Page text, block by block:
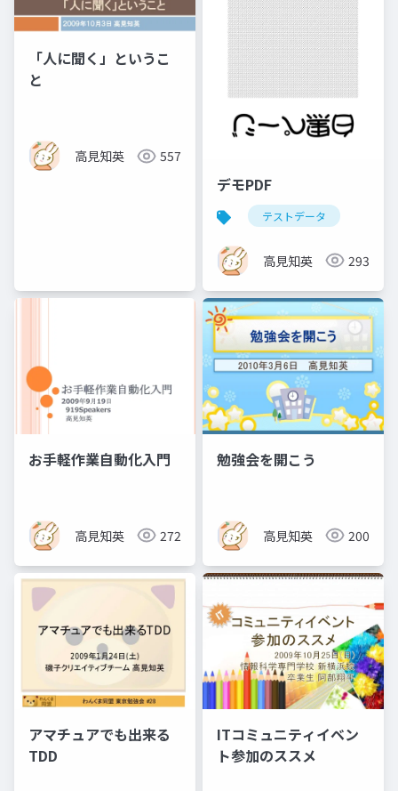
「人に聞く」というこ
と
高見知英 557
デモPDF
テストデータ
高見知英 293
お手軽作業自動化入門
高見知英 272
勉強会を開こう
高見知英 200
アマチュアでも出来る
TDD
ITコミュニティイベン
ト参加のススメ